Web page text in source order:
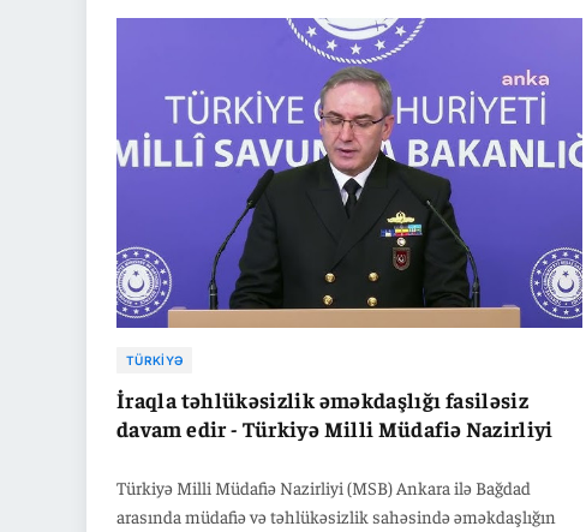
təsdiqlədiyi qeyd edilib. İraq təhlükəsizlik qurumları yeni
təhlükəsizlik planı hazırlayır. Məqsəd ölkənin suverenliyini
qorumaq və gələcək hücumların qarşısını almaqdır.
TÜRKIYƏ
İraqla təhlükəsizlik əməkdaşlığı fasiləsiz
davam edir - Türkiyə Milli Müdafiə Nazirliyi
Türkiyə Milli Müdafiə Nazirliyi (MSB) Ankara ilə Bağdad
arasında müdafiə və təhlükəsizlik sahəsində əməkdaşlığın